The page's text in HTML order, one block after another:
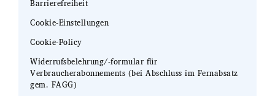
Barrierefreiheit
Cookie-Einstellungen
Cookie-Policy
Widerrufsbelehrung/-formular für
Verbraucherabonnements (bei Abschluss im Fernabsatz
gem. FAGG)